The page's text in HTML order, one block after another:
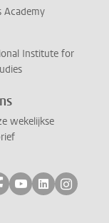
Academy
Institute for
wekelijkse
op bluesky
Volg ons op
Volg ons op
Volg ons
Volg
op mastodon